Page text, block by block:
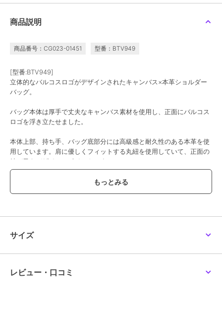
商品説明
商品番号：CG023-01451 型番：BTV949
[型番:BTV949]
立体的なバルコスロゴがデザインされたキャンバス×本革ショルダー
バッグ。
バッグ本体は厚手で丈夫なキャンバス素材を使用し、正面にバルコス
ロゴを浮き立たせました。
本体上部、持ち手、バッグ底部分には高級感と耐久性のある本革を使
用しています。肩に優しくフィットする丸紐を使用していて、正面の
結び目もデザインのポイントです。
マグネット式の開閉口で、ガバっと開くので、物の出し入れがしやす
い形になっています。
シンプルなので、年齢を問わず幅広い層の方におすすめです。
サイズ
レビュー・口コミ